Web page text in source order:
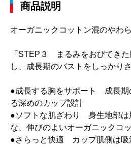
商品説明
オーガニックコットン混のやわ
「STEP３ まるみをおびてきた
し、成長期のバストをしっかりさ
●成長する胸をサポート 成長期
る深めのカップ設計
●ソフトな肌ざわり 身生地部は
な、伸びのよいオーガニックコ
●さらっと快適 カップ肌側は吸